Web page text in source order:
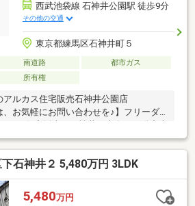
西武池袋線 石神井公園駅 徒歩9分
その他の交通
東京都練馬区石神井町５
南道路
都市ガス
所有権
ルカス住宅販売石神井公園店
お気軽にお問い合わせを♪】フリーダ
動産のプロが安心のお住まい探しをお
動産店ならではの柔軟性をご支持頂き
切な不動産の売却もお手伝いしており
談も大歓迎です。売却委任物件のご紹
富にお取り扱いしております。
ト等もございます。お好みのツールでご
石神井２ 5,480万円 3LDK
5,480万円